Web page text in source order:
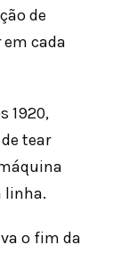
de
cada
1920,
tear
linha.
o fim da